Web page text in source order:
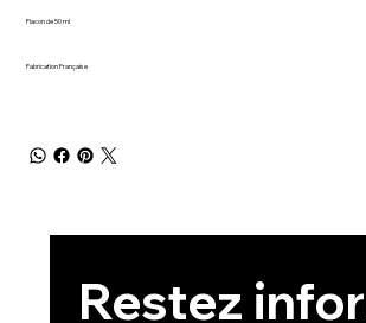
Flacon de 50 ml
Fabrication Française
Restez